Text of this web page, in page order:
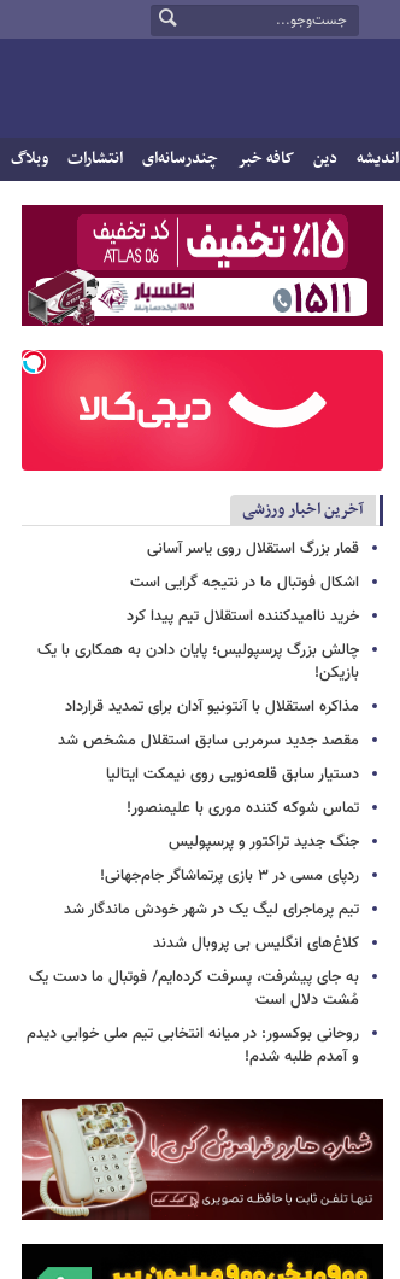
اندیشه دین کافه خبر چندرسانه‌ای انتشارات وبلاگ
آخرین اخبار ورزشی
قمار بزرگ استقلال روی یاسر آسانی
اشکال فوتبال ما در نتیجه گرایی است
خرید ناامیدکننده استقلال تیم پیدا کرد
چالش بزرگ پرسپولیس؛ پایان دادن به همکاری با یک
بازیکن!
مذاکره استقلال با آنتونیو آدان برای تمدید قرارداد
مقصد جدید سرمربی سابق استقلال مشخص شد
دستیار سابق قلعه‌نویی روی نیمکت ایتالیا
تماس شوکه کننده موری با علیمنصور!
جنگ جدید تراکتور و پرسپولیس
ردپای مسی در ۳ بازی پرتماشاگر جام‌جهانی!
تیم پرماجرای لیگ یک در شهر خودش ماندگار شد
کلاغ‌های انگلیس بی پروبال شدند
به جای پیشرفت، پسرفت کرده‌ایم/ فوتبال ما دست یک
مُشت دلال است
روحانی بوکسور: در میانه انتخابی تیم ملی خوابی دیدم
و آمدم طلبه شدم!